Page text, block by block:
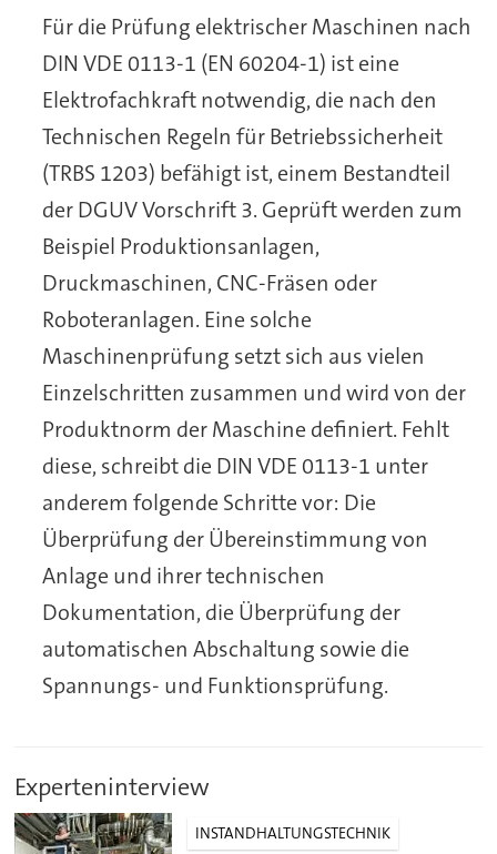
Für die Prüfung elektrischer Maschinen nach
DIN VDE 0113-1 (EN 60204-1) ist eine
Elektrofachkraft notwendig, die nach den
Technischen Regeln für Betriebssicherheit
(TRBS 1203) befähigt ist, einem Bestandteil
der DGUV Vorschrift 3. Geprüft werden zum
Beispiel Produktionsanlagen,
Druckmaschinen, CNC-Fräsen oder
Roboteranlagen. Eine solche
Maschinenprüfung setzt sich aus vielen
Einzelschritten zusammen und wird von der
Produktnorm der Maschine definiert. Fehlt
diese, schreibt die DIN VDE 0113-1 unter
anderem folgende Schritte vor: Die
Überprüfung der Übereinstimmung von
Anlage und ihrer technischen
Dokumentation, die Überprüfung der
automatischen Abschaltung sowie die
Spannungs- und Funktionsprüfung.
Experteninterview
INSTANDHALTUNGSTECHNIK